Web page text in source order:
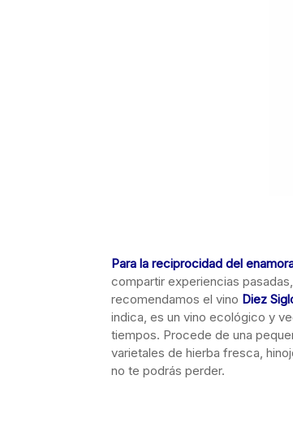
Para la reciprocidad del
compartir experiencias
recomendamos el vino Diez
indica, es un vino ecológico y
tiempos. Procede de una
varietales de hierba fresca,
no te podrás perder.